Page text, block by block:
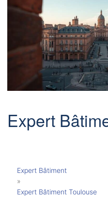
Expert
Expert Bâtiment
»
Expert Bâtiment Toulouse